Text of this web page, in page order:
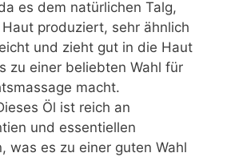
es dem natürlichen Talg,
produziert, sehr ähnlich
und zieht gut in die Haut
zu einer beliebten Wahl für
macht.
Öl ist reich an
und essentiellen
was es zu einer guten Wahl